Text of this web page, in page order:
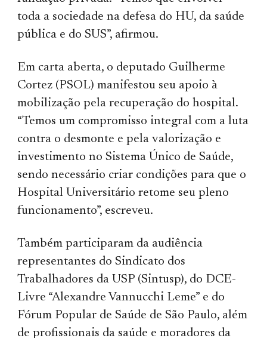
toda a sociedade na defesa do HU, da saúde
pública e do SUS”, afirmou.
Em carta aberta, o deputado Guilherme
Cortez (PSOL) manifestou seu apoio à
mobilização pela recuperação do hospital.
“Temos um compromisso integral com a luta
contra o desmonte e pela valorização e
investimento no Sistema Único de Saúde,
sendo necessário criar condições para que o
Hospital Universitário retome seu pleno
funcionamento”, escreveu.
Também participaram da audiência
representantes do Sindicato dos
Trabalhadores da USP (Sintusp), do DCE-
Livre “Alexandre Vannucchi Leme” e do
Fórum Popular de Saúde de São Paulo, além
de profissionais da saúde e moradores da